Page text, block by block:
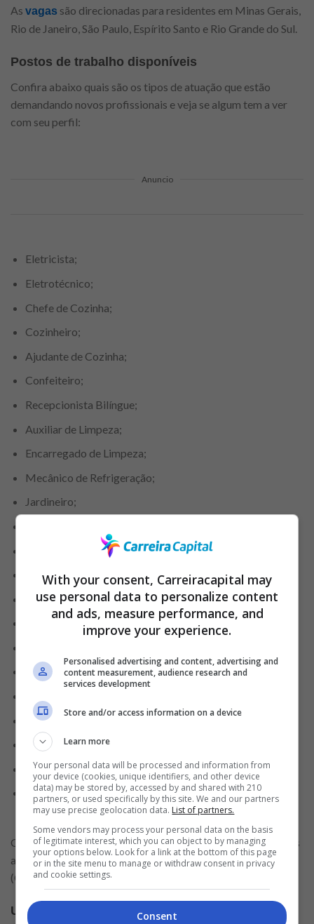
As vagas são direcionadas para residentes em Minas Gerais,
Rio de Janeiro, São Paulo, Espírito Santo e Rio Grande do Sul.
Postos de trabalho disponíveis
Confira abaixo quais são os tipos de atuação que estão
demandando novos profissionais e veja se algum tem a ver
com seu perfil:
Anuncio
Eletricista;
Eletrotécnico;
Chefe de Cozinha;
Cozinheiro;
Ajudante de Cozinha;
Confeiteiro;
Recepcionista Bilíngue;
Auxiliar de Limpeza;
Encarregado de Limpeza;
Mecânico de Refrigeração;
Jardineiro;
Limpador de Vidros;
Copeiro;
Motorista;
Auxiliar de Serviços Gerais;
Gerente de Negócios;
Coordenador de Planejamento;
Engenheiro Mecânico;
Técnico de Nutrição;
Gerente de Nutrição de Unidades de Saúde e muitos
outros!
O salário será determinado de acordo com cada cargo e suas
atribuições. Praticamente todos são para contratos efetivos
(CLT).
Um pouco sobre a Sodexo
With your consent, Carreiracapital may
use personal data to personalize content
and ads, measure performance, and
improve your experience.
Personalised advertising and content, advertising and
content measurement, audience research and
services development
Store and/or access information on a device
Learn more
Your personal data will be processed and information from
your device (cookies, unique identifiers, and other device
data) may be stored by, accessed by and shared with 210
partners, or used specifically by this site. We and our partners
may use precise geolocation data. List of partners.
Some vendors may process your personal data on the basis
of legitimate interest, which you can object to by managing
your options below. Look for a link at the bottom of this page
or in the site menu to manage or withdraw consent in privacy
and cookie settings.
Consent